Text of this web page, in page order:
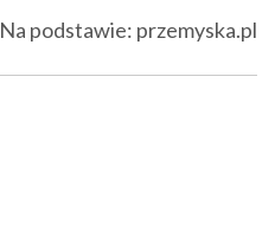
Na podstawie: przemyska.pl